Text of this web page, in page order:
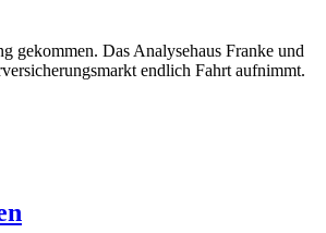
gekommen. Das Analysehaus Franke und
endlich Fahrt aufnimmt.